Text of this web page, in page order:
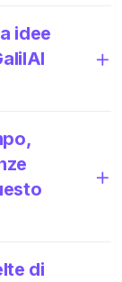
idee
di